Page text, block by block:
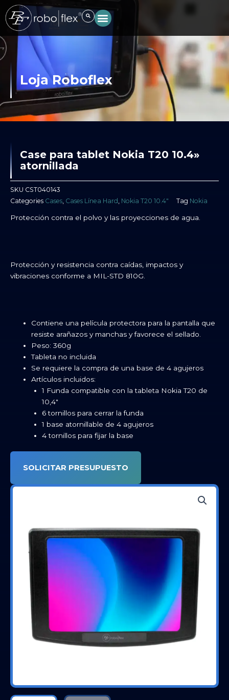
contenido
Loja Roboflex
Case para tablet Nokia T20 10.4»
atornillada
SKU CST040143
Categories Cases, Cases Línea Hard , Nokia T20 10.4″ Tag Nokia
Protección contra el polvo y las proyecciones de agua.
Protección y resistencia contra caídas, impactos y
vibraciones conforme a MIL-STD 810G.
Contiene una película protectora para la pantalla que
resiste arañazos y manchas y favorece el sellado.
Peso: 360g
Tableta no incluida
Se requiere la compra de una base de 4 agujeros
Artículos incluidos:
1 Funda compatible con la tableta Nokia T20 de
10,4″
6 tornillos para cerrar la funda
1 base atornillable de 4 agujeros
4 tornillos para fijar la base
SOLICITAR PRESUPUESTO